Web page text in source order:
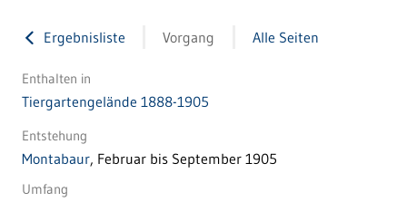
Ergebnisliste Vorgang Alle Seiten
Enthalten in
Tiergartengelände 1888-1905
Entstehung
Montabaur, Februar bis September 1905
Umfang